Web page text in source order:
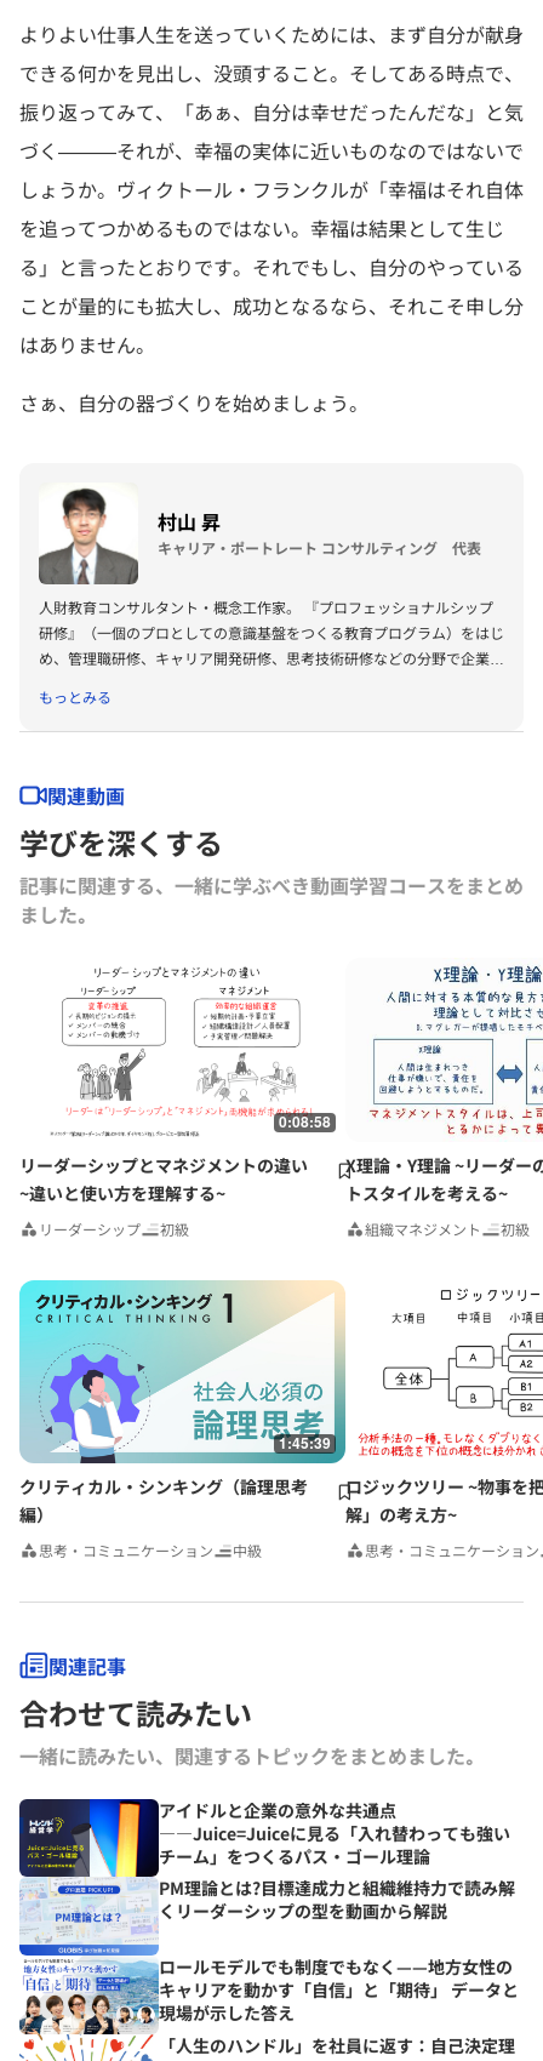
よりよい仕事人生を送っていくためには、まず自分が献身
できる何かを見出し、没頭すること。そしてある時点で、
振り返ってみて、「あぁ、自分は幸せだったんだな」と気
づく―――それが、幸福の実体に近いものなのではないで
しょうか。ヴィクトール・フランクルが「幸福はそれ自体
を追ってつかめるものではない。幸福は結果として生じ
る」と言ったとおりです。それでもし、自分のやっている
ことが量的にも拡大し、成功となるなら、それこそ申し分
はありません。
さぁ、自分の器づくりを始めましょう。
村山 昇
キャリア・ポートレート コンサルティング 代表
人財教育コンサルタント・概念工作家。 『プロフェッショナルシップ
研修』（一個のプロとしての意識基盤をつくる教育プログラム）をはじ
め、管理職研修、キャリア開発研修、思考技術研修などの分野で企業内
を志向している。 GCC（グロービス・キャリア・クラブ）主催セミナ
ーにて登壇も多数。 1986年慶應義塾大学・経済学部卒業。プラス、日
94-95年イリノイ工科大学大学院「Institute of Design」（米・シカ
ゴ）研究員、07年一橋大学大学院・商学研究科にて経営学修士
（MBA）取得。 著書に、『キレの思考・コクの思考』（東洋経済新報
社）、『個と組織を強くする部課長の対話力』『いい仕事ができる人の
考え方』『働き方の哲学』（以上、ディスカヴァー・トゥエンティワ
ン）など。
もっとみる
関連動画
学びを深くする
記事に関連する、一緒に学ぶべき動画学習コースをまとめ
ました｡
0:08:58
リーダーシップとマネジメントの違い
~違いと使い方を理解する~
リーダーシップ 初級
X理論・Y理論 ~リーダー
トスタイルを考える~
組織マネジメント 初級
1:45:39
クリティカル・シンキング（論理思考
編）
思考・コミュニケーション 中級
ロジックツリー ~物事を
解」の考え方~
思考・コミュニケーション
関連記事
合わせて読みたい
一緒に読みたい、関連するトピックをまとめました｡
アイドルと企業の意外な共通点
――Juice=Juiceに見る「入れ替わっても強い
チーム」をつくるパス・ゴール理論
PM理論とは?目標達成力と組織維持力で読み解
くリーダーシップの型を動画から解説
ロールモデルでも制度でもなく——地方女性の
キャリアを動かす「自信」と「期待」 データと
現場が示した答え
「人生のハンドル」を社員に返す：自己決定理